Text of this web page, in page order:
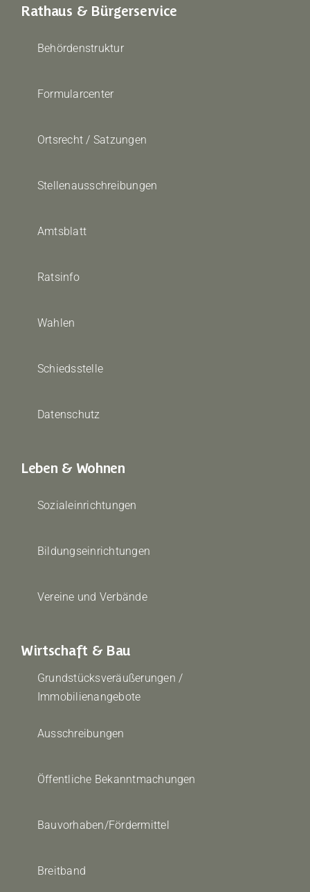
Rathaus & Bürgerservice
Behördenstruktur
Formularcenter
Ortsrecht / Satzungen
Stellenausschreibungen
Amtsblatt
Ratsinfo
Wahlen
Schiedsstelle
Datenschutz
Leben & Wohnen
Sozialeinrichtungen
Bildungseinrichtungen
Vereine und Verbände
Wirtschaft & Bau
Grundstücksveräußerungen /
Immobilienangebote
Ausschreibungen
Öffentliche Bekanntmachungen
Bauvorhaben/Fördermittel
Breitband